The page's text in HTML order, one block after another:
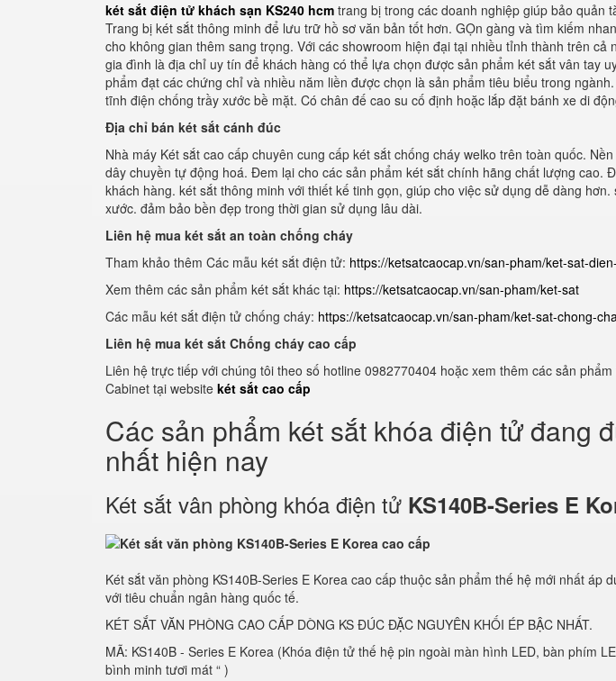
két sắt điện tử khách sạn KS240 hcm trang bị trong các doanh nghiệp giúp bảo quản
Trang bị két sắt thông minh để lưu trữ hồ sơ văn bản tốt hơn. GỌn gàng và tìm kiếm
cho không gian thêm sang trọng. Với các showroom hiện đại tại nhiều tỉnh thành trên cả
gia đình là địa chỉ uy tín để khách hàng có thể lựa chọn được sản phẩm két sắt vân tay
phẩm đạt các chứng chỉ và nhiều năm liền được chọn là sản phẩm tiêu biểu trong
tĩnh điện chống trầy xước bề mặt. Có chân đế cao su cố định hoặc lắp đặt bánh xe di
Địa chỉ bán két sắt cánh đúc
Nhà máy Két sắt cao cấp chuyên cung cấp két sắt chống cháy welko trên toàn quốc.
dây chuyền tự động hoá. Đem lại cho các sản phẩm két sắt chính hãng chất lượng cao.
khách hàng. két sắt thông minh với thiết kế tinh gọn, giúp cho việc sử dụng dễ dàng
xước. đảm bảo bền đẹp trong thời gian sử dụng lâu dài.
Liên hệ mua két sắt an toàn chống cháy
Tham khảo thêm Các mẫu két sắt điện tử: https://ketsatcaocap.vn/san-pham/ket-sat-
Xem thêm các sản phẩm két sắt khác tại: https://ketsatcaocap.vn/san-pham/ket-sat
Các mẫu két sắt điện tử chống cháy: https://ketsatcaocap.vn/san-pham/ket-sat-chong-
Liên hệ mua két sắt Chống cháy cao cấp
Liên hệ trực tiếp với chúng tôi theo số hotline 0982770404 hoặc xem thêm các sản
Cabinet tại website két sắt cao cấp
Các sản phẩm két sắt khóa điện tử đang
nhất hiện nay
Két sắt vân phòng khóa điện tử KS140B-Series E
Két sắt văn phòng KS140B-Series E Korea cao cấp thuộc sản phẩm thế hệ mới nhất áp
với tiêu chuẩn ngân hàng quốc tế.
KÉT SẮT VĂN PHÒNG CAO CẤP DÒNG KS ĐÚC ĐẶC NGUYÊN KHỐI ÉP BẬC NHẤT.
MÃ: KS140B - Series E Korea (Khóa điện tử thế hệ pin ngoài màn hình LED, bàn phím
bình minh tươi mát “ )